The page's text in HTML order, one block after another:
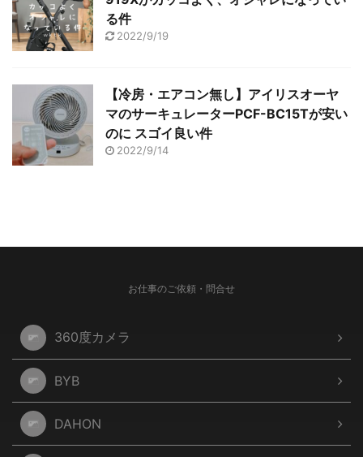
る件
2022/9/19
【冷房・エアコン無し】アイリスオーヤ
マのサーキュレーターPCF-BC15Tが安い
のに スゴイ良い件
2022/9/14
お仕事のご依頼・問合せ
360度カメラ
BYB
DAHON